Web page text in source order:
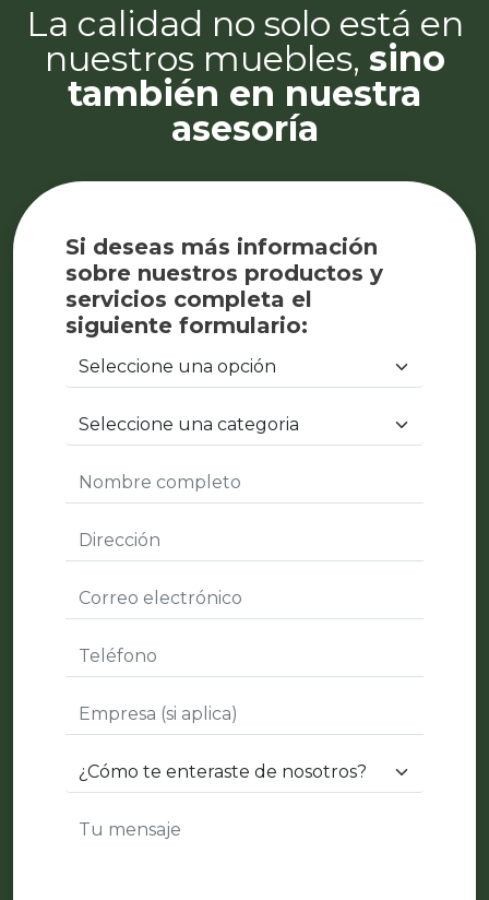
La calidad no solo está en
nuestros muebles, sino
también en nuestra
asesoría
Si deseas más información
sobre nuestros productos y
servicios completa el
siguiente formulario: